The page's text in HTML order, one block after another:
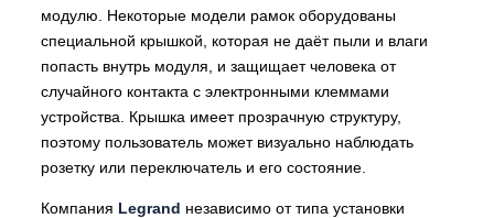
модулю. Некоторые модели рамок оборудованы
специальной крышкой, которая не даёт пыли и влаги
попасть внутрь модуля, и защищает человека от
случайного контакта с электронными клеммами
устройства. Крышка имеет прозрачную структуру,
поэтому пользователь может визуально наблюдать
розетку или переключатель и его состояние.
Компания Legrand независимо от типа установки